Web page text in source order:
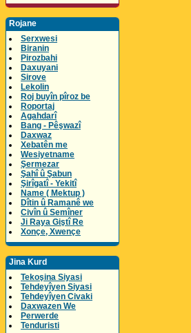
Rojane
Serxwesi
Biranin
Pirozbahi
Daxuyani
Sirove
Lekolin
Roj buyîn pîroz be
Roportaj
Agahdarî
Bang - Pêşwazî
Daxwaz
Xebatên me
Wesiyetname
Şermezar
Şahî û Şabun
Şirîgatî - Yekitî
Name ( Mektup )
Dîtin û Ramanê we
Civîn û Semîner
Ji Raya Giştî Re
Xonçe, Xwençe
Jina Kurd
Tekoşina Siyasi
Tehdeyîyen Siyasi
Tehdeyîyen Civaki
Daxwazen We
Perwerde
Tenduristi